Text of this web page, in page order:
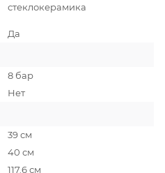
стеклокерамика
Да
8 бар
Нет
39 см
40 см
117.6 см